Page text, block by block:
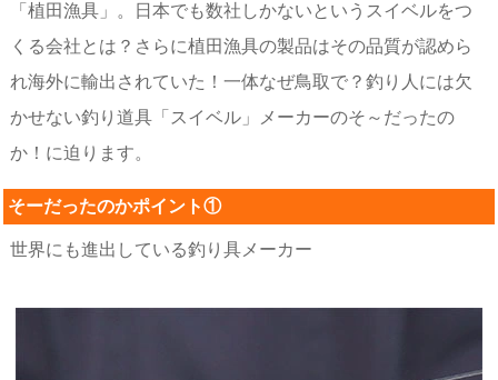
「植田漁具」。日本でも数社しかないというスイベルをつ
くる会社とは？さらに植田漁具の製品はその品質が認めら
れ海外に輸出されていた！一体なぜ鳥取で？釣り人には欠
かせない釣り道具「スイベル」メーカーのそ～だったの
か！に迫ります。
そーだったのかポイント①
世界にも進出している釣り具メーカー